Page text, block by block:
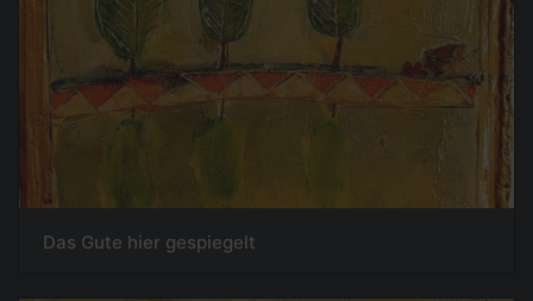
Das Gute hier gespiegelt